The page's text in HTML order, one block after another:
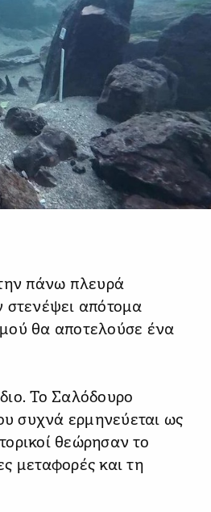
πάνω πλευρά
στενέψει απότομα
θα αποτελούσε ένα
Το Σαλόδουρο
συχνά ερμηνεύεται ως
θεώρησαν το
μεταφορές και τη